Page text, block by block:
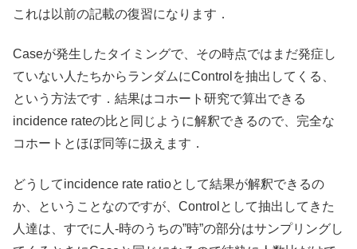
これは以前の記載の復習になります．
Caseが発生したタイミングで、その時点ではまだ発症し
ていない人たちからランダムにControlを抽出してくる、
という方法です．結果はコホート研究で算出できる
incidence rateの比と同じように解釈できるので、完全な
コホートとほぼ同等に扱えます．
どうしてincidence rate ratioとして結果が解釈できるの
か、ということなのですが、Controlとして抽出してきた
人達は、すでに人-時のうちの”時”の部分はサンプリングし